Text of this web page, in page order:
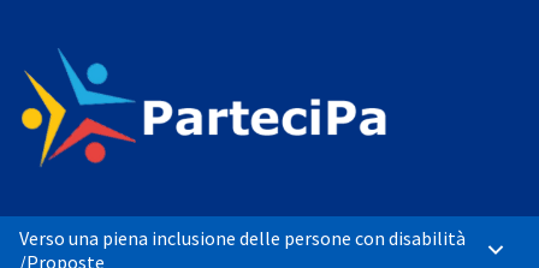
Verso una piena inclusione delle persone con disabilità
/Proposte